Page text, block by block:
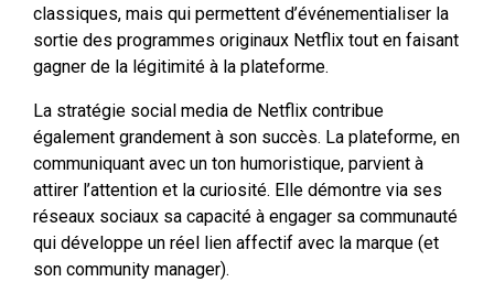
classiques, mais qui permettent d’événementialiser la
sortie des programmes originaux Netflix tout en faisant
gagner de la légitimité à la plateforme.
La stratégie social media de Netflix contribue
également grandement à son succès. La plateforme, en
communiquant avec un ton humoristique, parvient à
attirer l’attention et la curiosité. Elle démontre via ses
réseaux sociaux sa capacité à engager sa communauté
qui développe un réel lien affectif avec la marque (et
son community manager).